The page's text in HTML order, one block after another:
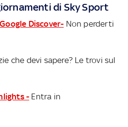
di Sky Sport
Discover- Non perderti
che devi sapere? Le trovi sul
- Entra in